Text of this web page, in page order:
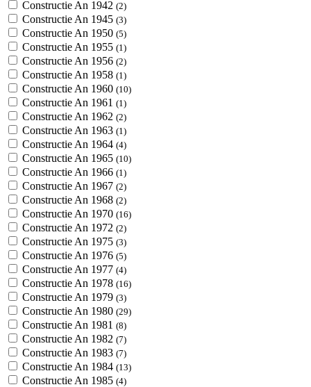
Constructie An 1942 (2)
Constructie An 1945 (3)
Constructie An 1950 (5)
Constructie An 1955 (1)
Constructie An 1956 (2)
Constructie An 1958 (1)
Constructie An 1960 (10)
Constructie An 1961 (1)
Constructie An 1962 (2)
Constructie An 1963 (1)
Constructie An 1964 (4)
Constructie An 1965 (10)
Constructie An 1966 (1)
Constructie An 1967 (2)
Constructie An 1968 (2)
Constructie An 1970 (16)
Constructie An 1972 (2)
Constructie An 1975 (3)
Constructie An 1976 (5)
Constructie An 1977 (4)
Constructie An 1978 (16)
Constructie An 1979 (3)
Constructie An 1980 (29)
Constructie An 1981 (8)
Constructie An 1982 (7)
Constructie An 1983 (7)
Constructie An 1984 (13)
Constructie An 1985 (4)